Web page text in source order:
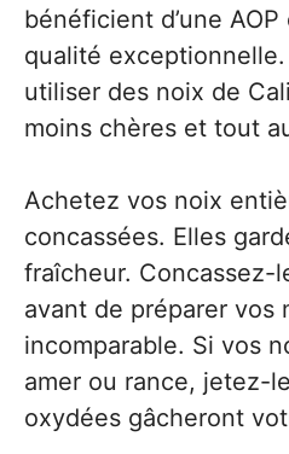
bénéficient d’une
qualité
utiliser des noix de
moins chères et tout
Achetez vos noix
concassées. Elles
fraîcheur. Concassez-
avant de préparer vos
incomparable. Si vos
amer ou rance, jetez-
oxydées gâcheront